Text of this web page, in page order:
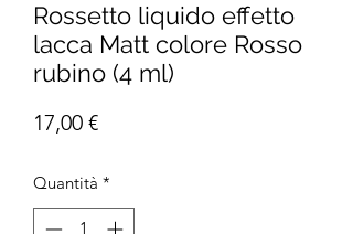
Rossetto liquido effetto
lacca Matt colore Rosso
rubino (4 ml)
17,00 €Prezzo
Quantità *